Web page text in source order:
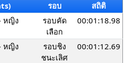
รอบ
สถิติ
หญิง
รอบคัด
เลือก
00:01:18.98
หญิง
รอบชิง
ชนะเลิศ
00:01:12.69